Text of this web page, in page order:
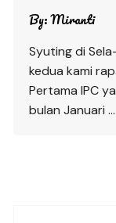
By:Miranti
Syuting di
kedua kami
Pertama IPC
bulan Januari ….